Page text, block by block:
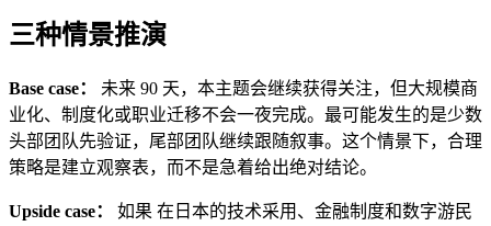
三种情景推演
Base case：
未来 90 天，本主题会继续获得关注，但大规模商
业化、制度化或职业迁移不会一夜完成。最可能发生的是少数
头部团队先验证，尾部团队继续跟随叙事。这个情景下，合理
策略是建立观察表，而不是急着给出绝对结论。
Upside case：
如果 在日本的技术采用、金融制度和数字游民